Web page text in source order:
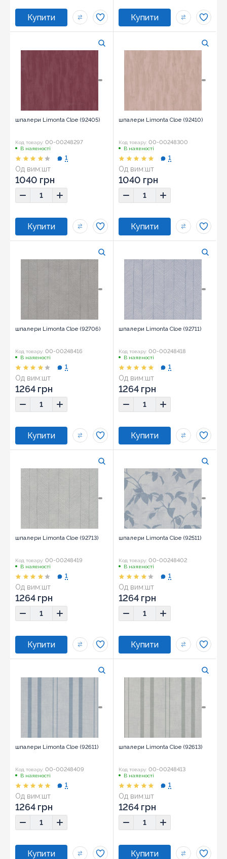
шпалери Limonta Cloe (92405)
Код товару: 00-00248297
В наявності
Од вим:шт
1
1040 грн
шпалери Limonta Cloe (92410)
Код товару: 00-00248300
В наявності
Од вим:шт
1
1040 грн
шпалери Limonta Cloe (92706)
Код товару: 00-00248416
В наявності
Од вим:шт
1
1264 грн
шпалери Limonta Cloe (92711)
Код товару: 00-00248418
В наявності
Од вим:шт
1
1264 грн
шпалери Limonta Cloe (92713)
Код товару: 00-00248419
В наявності
Од вим:шт
1
1264 грн
шпалери Limonta Cloe (92511)
Код товару: 00-00248402
В наявності
Од вим:шт
1
1264 грн
шпалери Limonta Cloe (92611)
Код товару: 00-00248409
В наявності
Од вим:шт
1
1264 грн
шпалери Limonta Cloe (92613)
Код товару: 00-00248413
В наявності
Од вим:шт
1
1264 грн